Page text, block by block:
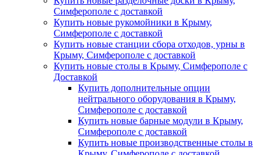
Симферополе с доставкой
Купить новые рукомойники в Крыму,
Симферополе с доставкой
Купить новые станции сбора отходов, урны в
Крыму, Симферополе с доставкой
Купить новые столы в Крыму, Симферополе с
Доставкой
Купить дополнительные опции
нейтрального оборудования в Крыму,
Симферополе с доставкой
Купить новые барные модули в Крыму,
Симферополе с доставкой
Купить новые производственные столы в